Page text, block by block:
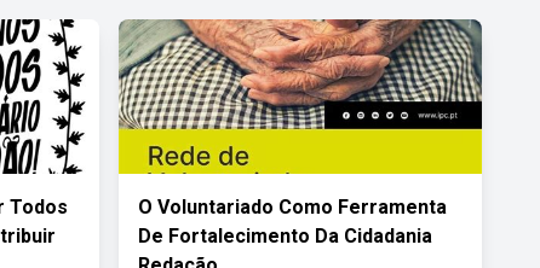
Todos
O Voluntariado Como Ferramenta
De Fortalecimento Da Cidadania